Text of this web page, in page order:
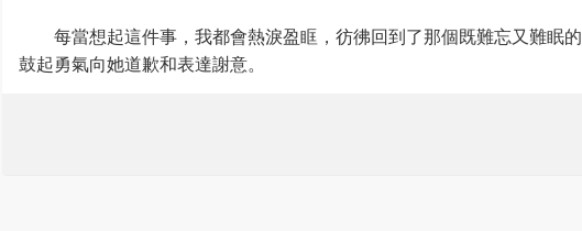
每當想起這件事，我都會熱淚盈眶，彷彿回到了那個既難忘又難眠
鼓起勇氣向她道歉和表達謝意。